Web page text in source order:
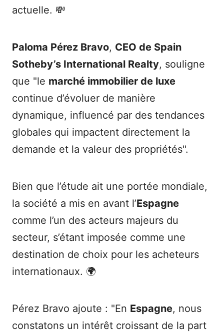
actuelle. 💸
Paloma Pérez Bravo, CEO de Spain
Sotheby’s International Realty, souligne
que "le marché immobilier de luxe
continue d’évoluer de manière
dynamique, influencé par des tendances
globales qui impactent directement la
demande et la valeur des propriétés".
Bien que l’étude ait une portée mondiale,
la société a mis en avant l’Espagne
comme l’un des acteurs majeurs du
secteur, s’étant imposée comme une
destination de choix pour les acheteurs
internationaux. 🌍
Pérez Bravo ajoute : "En Espagne, nous
constatons un intérêt croissant de la part